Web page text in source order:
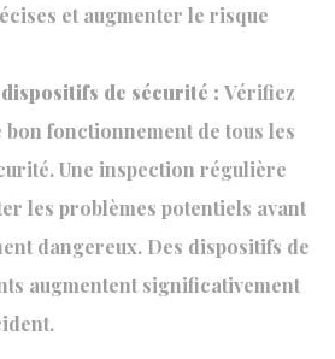
et augmenter le risque
de sécurité : Vérifiez
fonctionnement de tous les
Une inspection régulière
les problèmes potentiels avant
dangereux. Des dispositifs de
augmentent significativement